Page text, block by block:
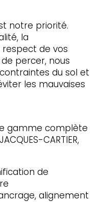
notre priorité.
la
de vos
percer, nous
du sol et
les mauvaises
gamme complète
CARTIER,
de
alignement